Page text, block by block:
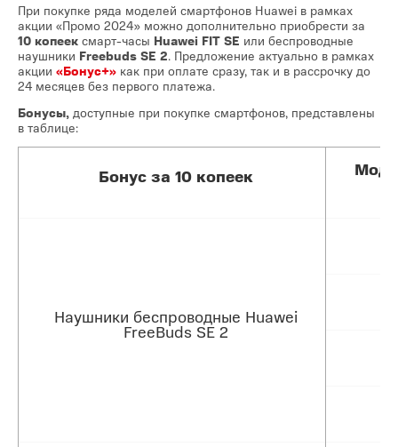
При покупке ряда моделей смартфонов Huawei в рамках
акции «Промо 2024» можно дополнительно приобрести за
10 копеек смарт-часы Huawei FIT SE или беспроводные
наушники Freebuds SE 2. Предложение актуально в рамках
акции «Бонус+» как при оплате сразу, так и в рассрочку до
24 месяцев без первого платежа.
Бонусы, доступные при покупке смартфонов, представлены
в таблице:
Бонус за 10 копеек
Наушники беспроводные Huawei
FreeBuds SE 2